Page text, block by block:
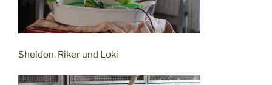
Sheldon, Riker und Loki